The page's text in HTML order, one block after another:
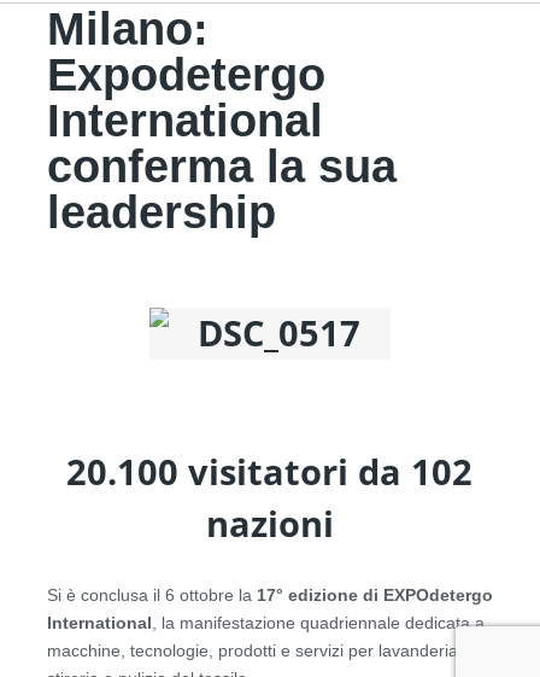
Milano:
Expodetergo
International
conferma la sua
leadership
20.100 visitatori da 102
nazioni
Si è conclusa il 6 ottobre la 17° edizione di EXPOdetergo
International , la manifestazione quadriennale dedicata a
macchine, tecnologie, prodotti e servizi per lavanderia,